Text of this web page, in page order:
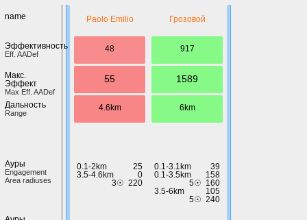
name
Эффективность
Eff. AADef
Макс.
Эффект
Max Eff. AADef
Дальность
Range
Ауры
Engagement
Area radiuses
Paolo Emilio
48
55
4.6km
0.1-2km
25
3.5-4.6km
0
3☉ 220
Грозовой
917
1589
6km
0.1-3.1km
39
0.1-3.5km
158
5☉ 160
3.5-6km
105
5☉ 240